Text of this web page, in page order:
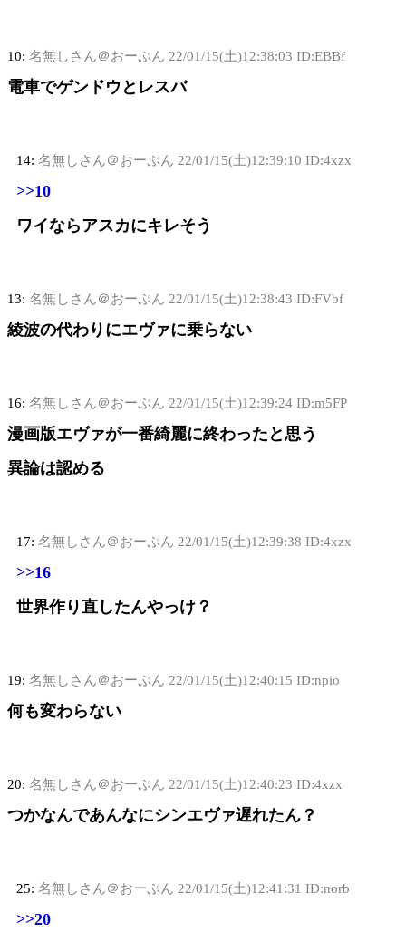
10: 名無しさん＠おーぷん 22/01/15(土)12:38:03 ID:EBBf
電車でゲンドウとレスバ
14: 名無しさん＠おーぷん 22/01/15(土)12:39:10 ID:4xzx
>>10
ワイならアスカにキレそう
13: 名無しさん＠おーぷん 22/01/15(土)12:38:43 ID:FVbf
綾波の代わりにエヴァに乗らない
16: 名無しさん＠おーぷん 22/01/15(土)12:39:24 ID:m5FP
漫画版エヴァが一番綺麗に終わったと思う
異論は認める
17: 名無しさん＠おーぷん 22/01/15(土)12:39:38 ID:4xzx
>>16
世界作り直したんやっけ？
19: 名無しさん＠おーぷん 22/01/15(土)12:40:15 ID:npio
何も変わらない
20: 名無しさん＠おーぷん 22/01/15(土)12:40:23 ID:4xzx
つかなんであんなにシンエヴァ遅れたん？
25: 名無しさん＠おーぷん 22/01/15(土)12:41:31 ID:norb
>>20